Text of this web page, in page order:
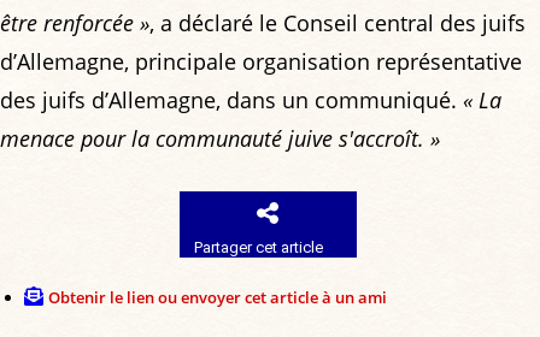
être renforcée », a déclaré le Conseil central des juifs
d’Allemagne, principale organisation représentative
des juifs d’Allemagne, dans un communiqué. « La
menace pour la communauté juive s'accroît. »
Partager cet article
Obtenir le lien ou envoyer cet article à un ami